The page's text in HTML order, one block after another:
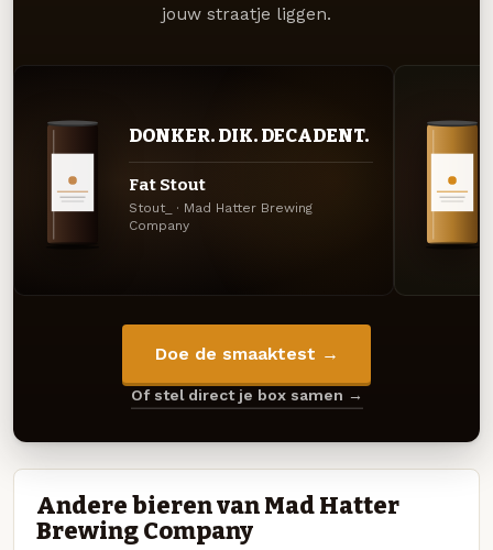
jouw straatje liggen.
DONKER. DIK. DECADENT.
Fat Stout
Stout_ · Mad Hatter Brewing
Company
Doe de smaaktest →
Of stel direct je box samen →
Andere bieren van Mad Hatter
Brewing Company